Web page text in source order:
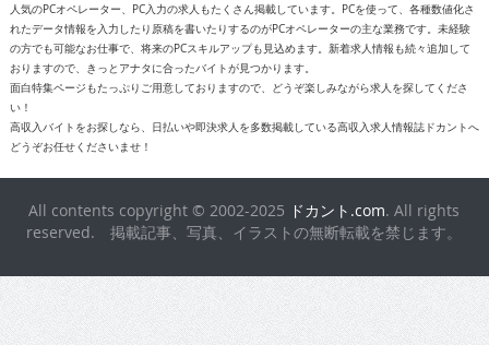
人気のPCオペレーター、PC入力の求人もたくさん掲載しています。PCを使って、各種数値化さ
れたデータ情報を入力したり原稿を書いたりするのがPCオペレーターの主な業務です。未経験
の方でも可能なお仕事で、将来のPCスキルアップも見込めます。新着求人情報も続々追加して
おりますので、きっとアナタに合ったバイトが見つかります。
面白特集ページもたっぷりご用意しておりますので、どうぞ楽しみながら求人を探してくださ
い！
高収入バイトをお探しなら、日払いや即決求人を多数掲載している高収入求人情報誌ドカントへ
どうぞお任せくださいませ！
All contents copyright © 2002-2025 ドカント.com. All rights
reserved. 掲載記事、写真、イラストの無断転載を禁じます。